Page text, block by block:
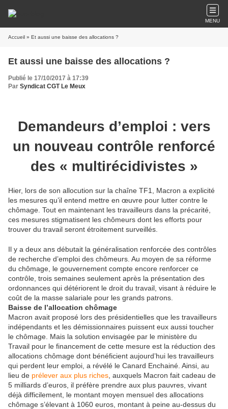
MENU
Accueil » Et aussi une baisse des allocations ?
Et aussi une baisse des allocations ?
Publié le 17/10/2017 à 17:39
Par Syndicat CGT Le Meux
Demandeurs d’emploi : vers
un nouveau contrôle renforcé
des « multirécidivistes »
Hier, lors de son allocution sur la chaîne TF1, Macron a explicité
les mesures qu’il entend mettre en œuvre pour lutter contre le
chômage. Tout en maintenant les travailleurs dans la précarité,
ces mesures stigmatisent les chômeurs dont les efforts pour
trouver du travail seront étroitement surveillés.
Il y a deux ans débutait la généralisation renforcée des contrôles
de recherche d’emploi des chômeurs. Au moyen de sa réforme
du chômage, le gouvernement compte encore renforcer ce
contrôle, trois semaines seulement après la présentation des
ordonnances qui détériorent le droit du travail, visant à réduire le
coût de la masse salariale pour les grands patrons.
Baisse de l’allocation chômage
Macron avait proposé lors des présidentielles que les travailleurs
indépendants et les démissionnaires puissent eux aussi toucher
le chômage. Mais la solution envisagée par le ministère du
Travail pour le financement de cette mesure est la réduction des
allocations chômage dont bénéficient aujourd’hui les travailleurs
qui perdent leur emploi, a révélé le Canard Enchainé. Ainsi, au
lieu de prélever aux plus riches , auxquels Macron fait cadeau de
5 milliards d’euros, il préfère prendre aux plus pauvres, vivant
déjà difficilement, le montant moyen mensuel des allocations
chômage s’élevant à 1060 euros, montant à peine au-dessus du